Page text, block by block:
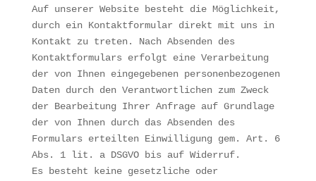
Auf unserer Website besteht die Möglichkeit,
durch ein Kontaktformular direkt mit uns in
Kontakt zu treten. Nach Absenden des
Kontaktformulars erfolgt eine Verarbeitung
der von Ihnen eingegebenen personenbezogenen
Daten durch den Verantwortlichen zum Zweck
der Bearbeitung Ihrer Anfrage auf Grundlage
der von Ihnen durch das Absenden des
Formulars erteilten Einwilligung gem. Art. 6
Abs. 1 lit. a DSGVO bis auf Widerruf.
Es besteht keine gesetzliche oder